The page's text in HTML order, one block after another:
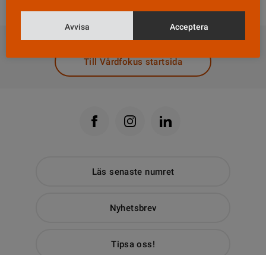
Till Vårdfokus startsida
Läs senaste numret
Nyhetsbrev
Tipsa oss!
Avvisa Acceptera